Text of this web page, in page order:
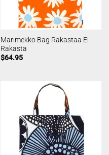
Marimekko Bag Rakastaa El
Rakasta
$64.95